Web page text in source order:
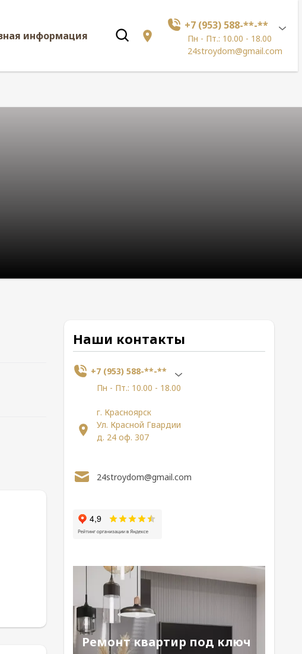
информация
+7 (953) 588-**-**
Пн - Пт.: 10.00 - 18.00
24stroydom@gmail.com
Наши контакты
+7 (953) 588-**-**
Пн - Пт.: 10.00 - 18.00
г. Красноярск
Ул. Красной Гвардии
д. 24 оф. 307
24stroydom@gmail.com
Ремонт квартир под ключ